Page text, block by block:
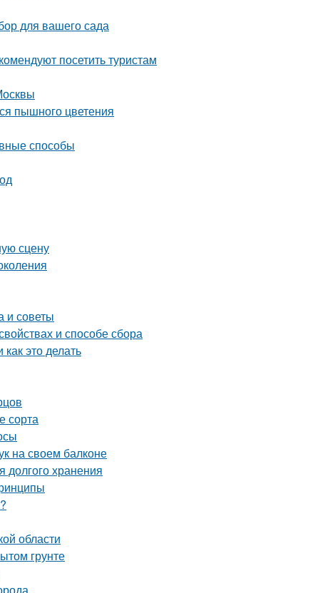
для вашего сада
посетить туристам
пышного цветения
способы
сцену
и советы
и способе сбора
это делать
сорта
на своем балконе
долгого хранения
области
грунте